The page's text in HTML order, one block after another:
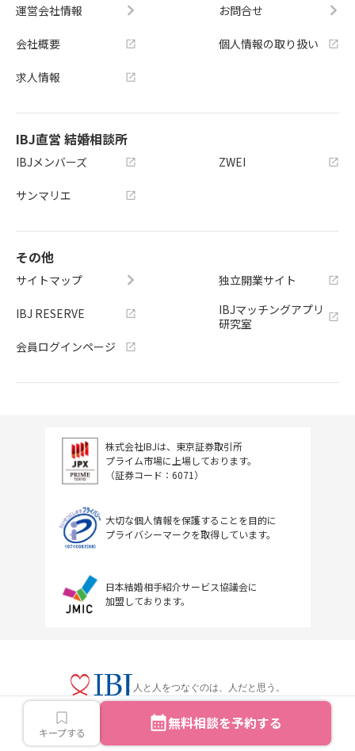
キープする 無料相談を予約する
運営会社情報
会社概要
求人情報
お問合せ
個人情報の取り扱い
IBJ直営 結婚相談所
IBJメンバーズ
サンマリエ
ZWEI
その他
サイトマップ
IBJ RESERVE
会員ログインページ
独立開業サイト
IBJマッチングアプリ
研究室
株式会社IBJは、東京証券取引所
プライム市場に上場しております。
（証券コード：6071）
大切な個人情報を保護することを目的に
プライバシーマークを取得しています。
日本結婚相手紹介サービス協議会に
加盟しております。
人と人をつなぐのは、人だと思う。